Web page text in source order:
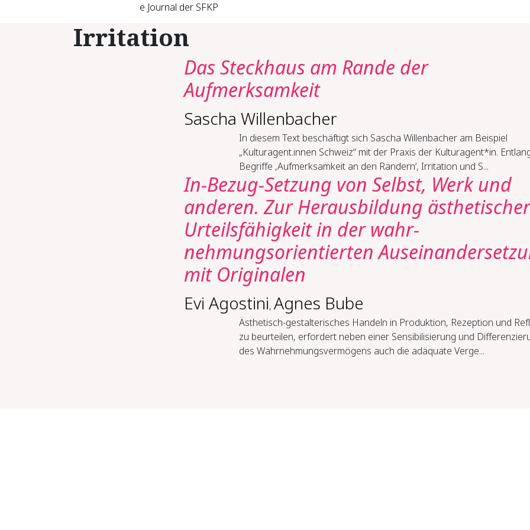
e Journal der SFKP
Irritation
Das Steckhaus am Rande der
Aufmerksamkeit
Sascha Willenbacher
In diesem Text beschäftigt sich Sascha Willenbacher am Beispiel
„Kulturagent.innen Schweiz“ mit der Praxis der Kulturagent*in.
Begriffe ‚Aufmerksamkeit an den Rändern‘, Irritation und S...
In-Bezug-Setzung von Selbst, Werk und
anderen. Zur Heraus­bildung ästhetischer
Urteils­fähigkeit in der wahr­
nehmungsorientierten
mit Originalen
Evi Agostini, Agnes Bube
Ästhetisch-gestalterisches Handeln in Produktion, Rezeption und
zu beurteilen, erfordert neben einer Sensibilisierung und
des Wahrnehmungsvermögens auch die adäquate Verge...